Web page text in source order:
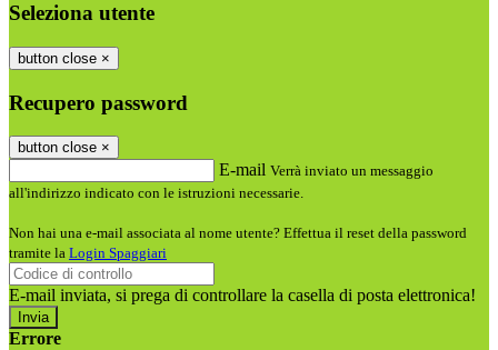
Seleziona utente
button close ×
Recupero password
button close ×
E-mail Verrà inviato un messaggio
all'indirizzo indicato con le istruzioni necessarie.
Non hai una e-mail associata al nome utente? Effettua il reset della password
tramite la Login Spaggiari
E-mail inviata, si prega di controllare la casella di posta elettronica!
Errore